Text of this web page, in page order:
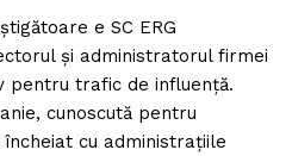
e SC ERG
și administratorul firmei
pentru trafic de influență.
cunoscută pentru
cu administrațiile